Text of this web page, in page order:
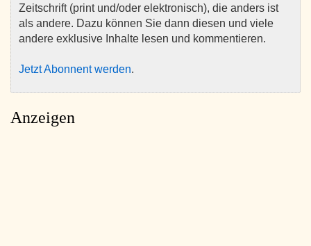
Zeitschrift (print und/oder elektronisch), die anders ist
als andere. Dazu können Sie dann diesen und viele
andere exklusive Inhalte lesen und kommentieren.
Jetzt Abonnent werden.
Anzeigen